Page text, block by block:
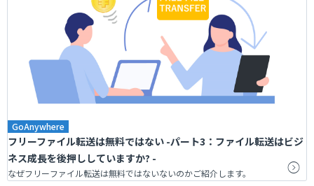
GoAnywhere
フリーファイル転送は無料ではない -パート3：ファイル転送はビジ
ネス成長を後押ししていますか? -
なぜフリーファイル転送は無料ではないないのかご紹介します。